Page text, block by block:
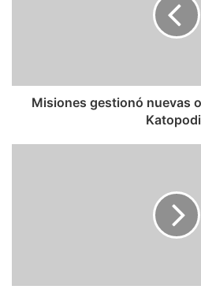
Misiones gestionó nuevas